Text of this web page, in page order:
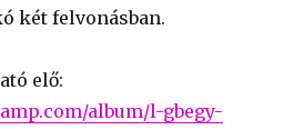
két felvonásban.
elő:
album/l-gbegy-